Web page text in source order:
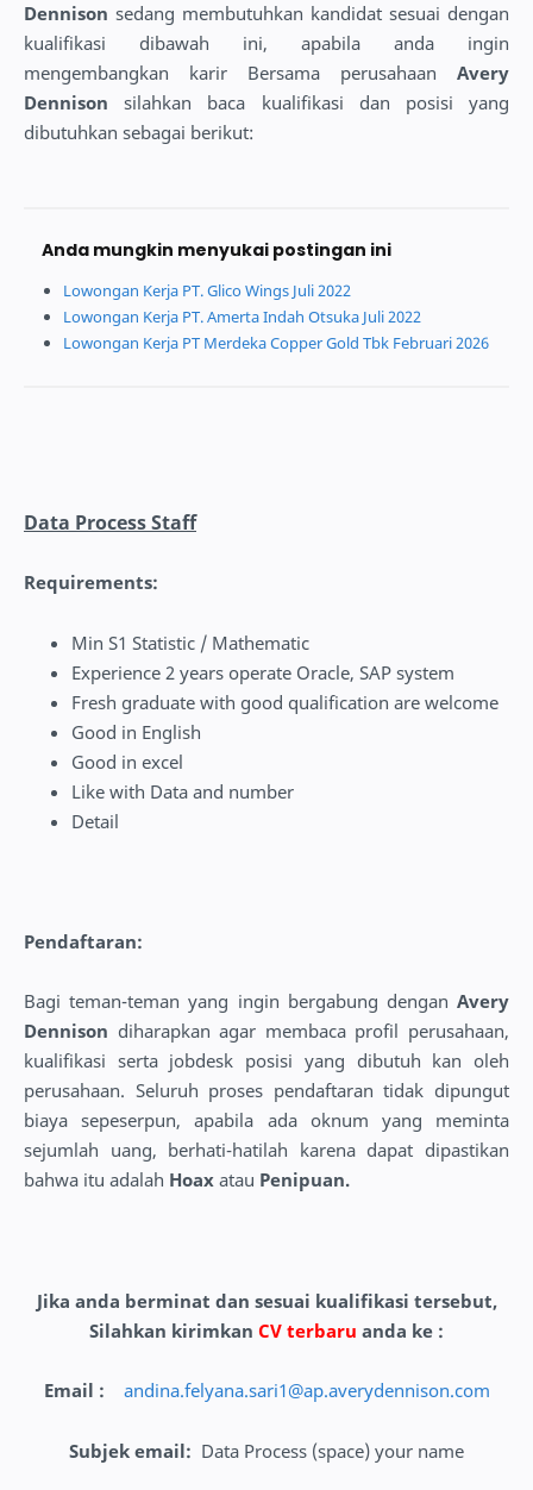
Dennison sedang membutuhkan kandidat sesuai dengan
kualifikasi dibawah ini, apabila anda ingin
mengembangkan karir Bersama perusahaan Avery
Dennisonsilahkan baca kualifikasi dan posisi yang
dibutuhkan sebagai berikut:
Anda mungkin menyukai postingan ini
Lowongan Kerja PT. Glico Wings Juli 2022
Lowongan Kerja PT. Amerta Indah Otsuka Juli 2022
Lowongan Kerja PT Merdeka Copper Gold Tbk Februari 2026
Data Process Staff
Requirements:
Min S1 Statistic / Mathematic
Experience 2 years operate Oracle, SAP system
Fresh graduate with good qualification are welcome
Good in English
Good in excel
Like with Data and number
Detail
Pendaftaran:
Bagi teman-teman yang ingin bergabung dengan Avery
Dennison diharapkan agar membaca profil perusahaan,
kualifikasi serta jobdesk posisi yang dibutuh kan oleh
perusahaan. Seluruh proses pendaftaran tidak dipungut
biaya sepeserpun, apabila ada oknum yang meminta
sejumlah uang, berhati-hatilah karena dapat dipastikan
bahwa itu adalah Hoax atau Penipuan.
Jika anda berminat dan sesuai kualifikasi tersebut,
Silahkan kirimkan CV terbaru anda ke :
Email : andina.felyana.sari1@ap.averydennison.com
Subjek email: Data Process (space) your name